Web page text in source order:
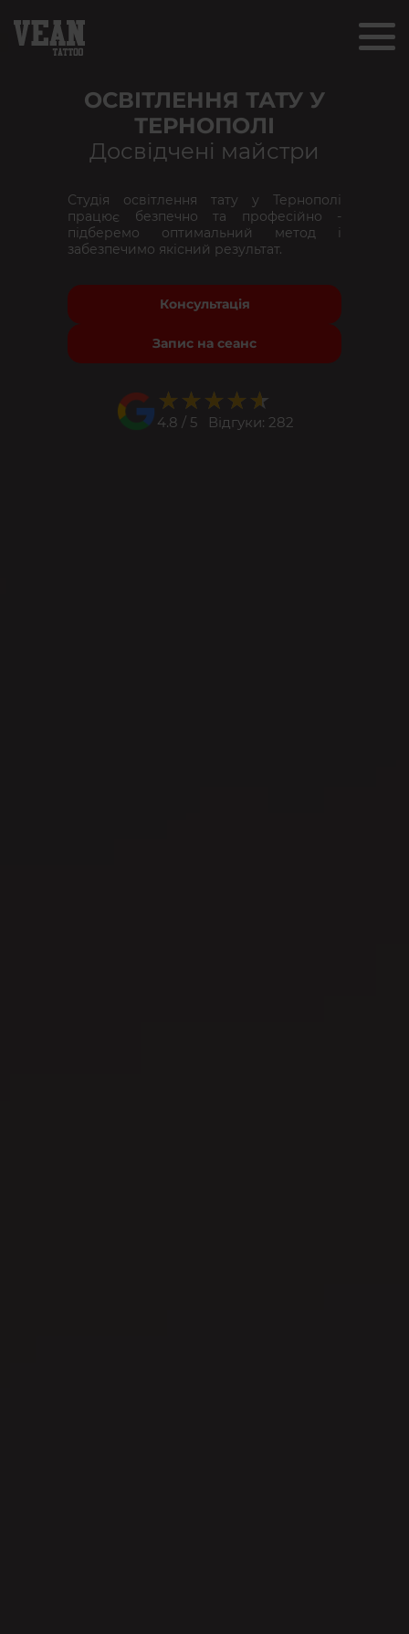
ОСВІТЛЕННЯ ТАТУ У
ТЕРНОПОЛІ
Досвідчені майстри
Студія освітлення тату у Тернополі
працює безпечно та професійно -
підберемо оптимальний метод і
забезпечимо якісний результат.
Консультація
Запис на сеанс
★★★★★
★★★★★
4.8 / 5 Відгуки: 282